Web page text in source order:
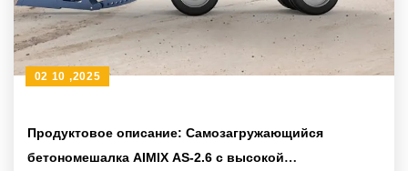
Продуктовое описание: Самозагружающийся
бетономешалка AIMIX AS-2.6 с высокой
02 10 ,2025